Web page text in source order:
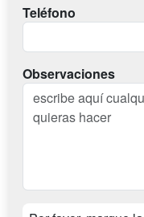
Teléfono
Observaciones